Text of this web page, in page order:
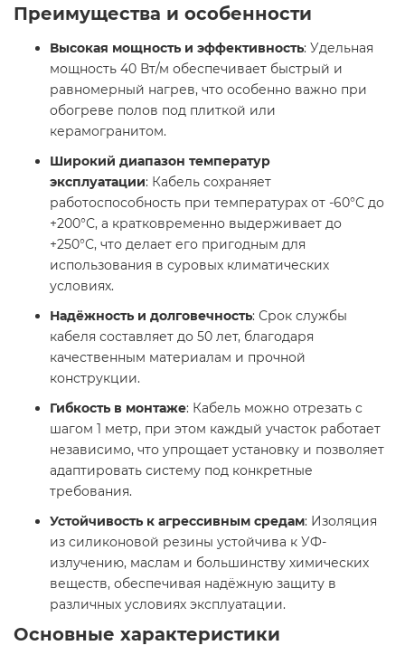
Преимущества и особенности
Высокая мощность и эффективность: Удельная
мощность 40 Вт/м обеспечивает быстрый и
равномерный нагрев, что особенно важно при
обогреве полов под плиткой или
керамогранитом.
Широкий диапазон температур
эксплуатации: Кабель сохраняет
работоспособность при температурах от -60°С до
+200°С, а кратковременно выдерживает до
+250°С, что делает его пригодным для
использования в суровых климатических
условиях.
Надёжность и долговечность: Срок службы
кабеля составляет до 50 лет, благодаря
качественным материалам и прочной
конструкции.
Гибкость в монтаже: Кабель можно отрезать с
шагом 1 метр, при этом каждый участок работает
независимо, что упрощает установку и позволяет
адаптировать систему под конкретные
требования.
Устойчивость к агрессивным средам: Изоляция
из силиконовой резины устойчива к УФ-
излучению, маслам и большинству химических
веществ, обеспечивая надёжную защиту в
различных условиях эксплуатации.
Основные характеристики